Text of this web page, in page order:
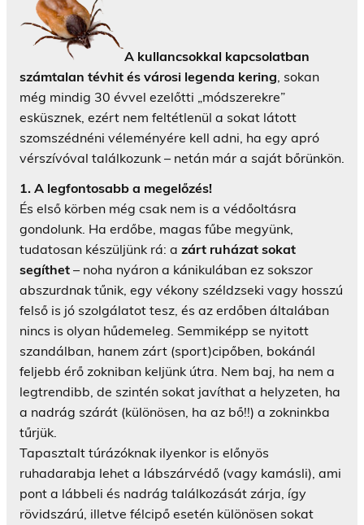
A kullancsokkal kapcsolatban
számtalan tévhit és városi legenda kering, sokan
még mindig 30 évvel ezelőtti „módszerekre”
esküsznek, ezért nem feltétlenül a sokat látott
szomszédnéni véleményére kell adni, ha egy apró
vérszívóval találkozunk – netán már a saját bőrünkön.
1. A legfontosabb a megelőzés!
És első körben még csak nem is a védőoltásra
gondolunk. Ha erdőbe, magas fűbe megyünk,
tudatosan készüljünk rá: a zárt ruházat sokat
segíthet – noha nyáron a kánikulában ez sokszor
abszurdnak tűnik, egy vékony széldzseki vagy hosszú
felső is jó szolgálatot tesz, és az erdőben általában
nincs is olyan hűdemeleg. Semmiképp se nyitott
szandálban, hanem zárt (sport)cipőben, bokánál
feljebb érő zokniban keljünk útra. Nem baj, ha nem a
legtrendibb, de szintén sokat javíthat a helyzeten, ha
a nadrág szárát (különösen, ha az bő!!) a zokninkba
tűrjük.
Tapasztalt túrázóknak ilyenkor is előnyös
ruhadarabja lehet a lábszárvédő (vagy kamásli), ami
pont a lábbeli és nadrág találkozását zárja, így
rövidszárú, illetve félcipő esetén különösen sokat